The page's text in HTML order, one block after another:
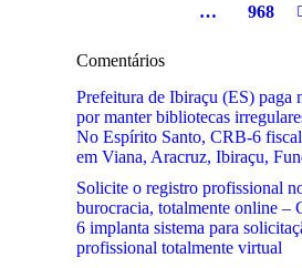
…
968
Comentários
Prefeitura de Ibiraçu (ES) paga
por manter bibliotecas
No Espírito Santo, CRB-6
em Viana, Aracruz, Ibiraçu,
Solicite o registro profissional
burocracia, totalmente online –
6 implanta sistema para
profissional totalmente virtual